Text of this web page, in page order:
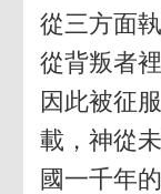
從三方面
從背叛者
因此被征
載，神從
國一千年